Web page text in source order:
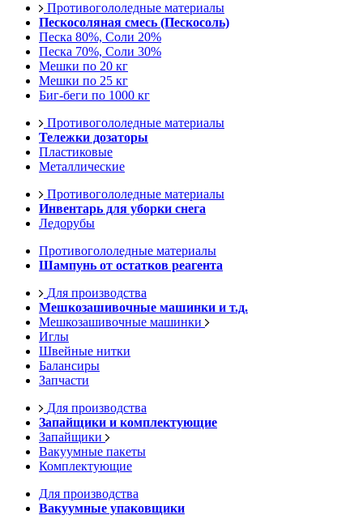
Противогололедные материалы
Пескосоляная смесь (Пескосоль)
Песка 80%, Соли 20%
Песка 70%, Соли 30%
Мешки по 20 кг
Мешки по 25 кг
Биг-беги по 1000 кг
Противогололедные материалы
Тележки дозаторы
Пластиковые
Металлические
Противогололедные материалы
Инвентарь для уборки снега
Ледорубы
Противогололедные материалы
Шампунь от остатков реагента
Для производства
Мешкозашивочные машинки и т.д.
Мешкозашивочные машинки
Иглы
Швейные нитки
Балансиры
Запчасти
Для производства
Запайщики и комплектующие
Запайщики
Вакуумные пакеты
Комплектующие
Для производства
Вакуумные упаковщики